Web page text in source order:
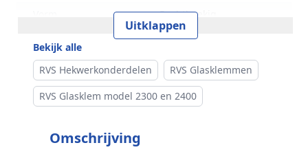
Rechthoekig
Inclusief borgpen
Nee
Inclusief borgplaat
Ja
Hoogte
70 mm
Model
Uitklappen
Bekijk alle
RVS Hekwerkonderdelen
RVS Glasklemmen
RVS Glasklem model 2300 en 2400
Omschrijving